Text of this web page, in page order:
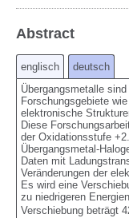
Abstract
englisch
deutsch
Übergangsmetalle
Forschungsgebiete
elektronische
Diese
der Oxidationsstufe
Übergangsmetal-
Daten mit
Veränderungen der
Es wird eine
zu niedrigeren
Verschiebung beträgt